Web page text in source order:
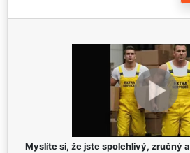
Myslíte si, že jste spolehlivý, zručný